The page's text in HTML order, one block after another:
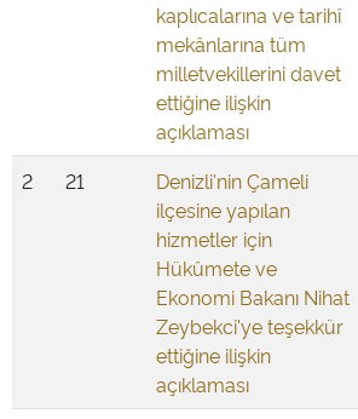
kaplıcalarına ve tarihî
mekânlarına tüm
milletvekillerini davet
ettiğine ilişkin
açıklaması
2 21
Denizli'nin Çameli
ilçesine yapılan
hizmetler için
Hükûmete ve
Ekonomi Bakanı Nihat
Zeybekci'ye teşekkür
ettiğine ilişkin
açıklaması